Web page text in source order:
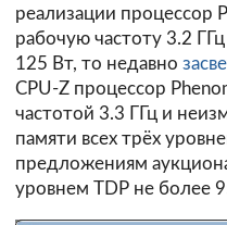
реализации процессор
рабочую частоту 3.2
125 Вт, то недавно
CPU-Z процессор
частотой 3.3 ГГц и
памяти всех трёх
предложениям
уровнем TDP не более